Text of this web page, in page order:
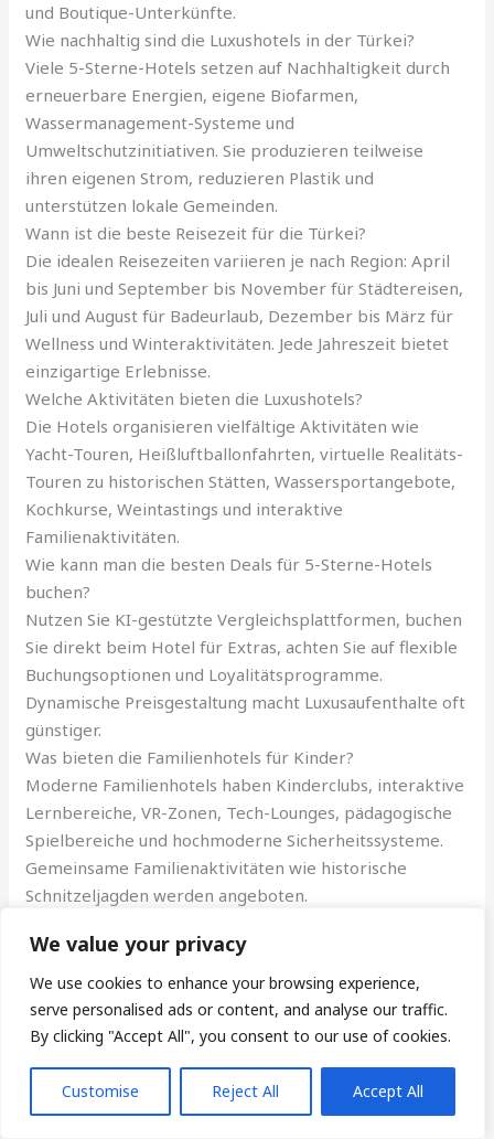
We value your privacy
We use cookies to enhance your browsing experience,
serve personalised ads or content, and analyse our traffic.
By clicking "Accept All", you consent to our use of cookies.
Customise Reject All Accept All
und Boutique-Unterkünfte.
Wie nachhaltig sind die Luxushotels in der Türkei?
Viele 5-Sterne-Hotels setzen auf Nachhaltigkeit durch
erneuerbare Energien, eigene Biofarmen,
Wassermanagement-Systeme und
Umweltschutzinitiativen. Sie produzieren teilweise
ihren eigenen Strom, reduzieren Plastik und
unterstützen lokale Gemeinden.
Wann ist die beste Reisezeit für die Türkei?
Die idealen Reisezeiten variieren je nach Region: April
bis Juni und September bis November für Städtereisen,
Juli und August für Badeurlaub, Dezember bis März für
Wellness und Winteraktivitäten. Jede Jahreszeit bietet
einzigartige Erlebnisse.
Welche Aktivitäten bieten die Luxushotels?
Die Hotels organisieren vielfältige Aktivitäten wie
Yacht-Touren, Heißluftballonfahrten, virtuelle Realitäts-
Touren zu historischen Stätten, Wassersportangebote,
Kochkurse, Weintastings und interaktive
Familienaktivitäten.
Wie kann man die besten Deals für 5-Sterne-Hotels
buchen?
Nutzen Sie KI-gestützte Vergleichsplattformen, buchen
Sie direkt beim Hotel für Extras, achten Sie auf flexible
Buchungsoptionen und Loyalitätsprogramme.
Dynamische Preisgestaltung macht Luxusaufenthalte oft
günstiger.
Was bieten die Familienhotels für Kinder?
Moderne Familienhotels haben Kinderclubs, interaktive
Lernbereiche, VR-Zonen, Tech-Lounges, pädagogische
Spielbereiche und hochmoderne Sicherheitssysteme.
Gemeinsame Familienaktivitäten wie historische
Schnitzeljagden werden angeboten.
Die Wellnesshotels kombinieren traditionelle türkische
Hamams mit modernsten Technologien wie Biohacking-
Lounges, KI-gesteuerten Personal Trainern, Olivenöl-
Massagen und innovativen Naturtherapien wie
Über Letzte Artikel